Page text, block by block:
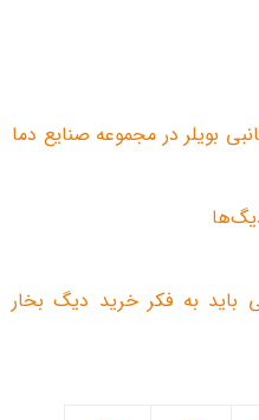
بویلر در مجموعه صنایع دما
باید به فکر خرید دیگ بخار